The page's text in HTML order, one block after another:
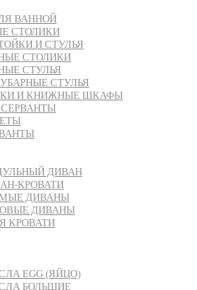
ВАННОЙ
СТОЛИКИ
И СТУЛЬЯ
СТОЛИКИ
СТУЛЬЯ
СТУЛЬЯ
И КНИЖНЫЕ ШКАФЫ
ДИВАН
КРОВАТИ
ДИВАНЫ
ДИВАНЫ
КРОВАТИ
EGG (ЯЙЦО)
БОЛЬШИЕ